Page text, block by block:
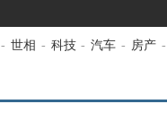
- 世相 - 科技 - 汽车 - 房产 -